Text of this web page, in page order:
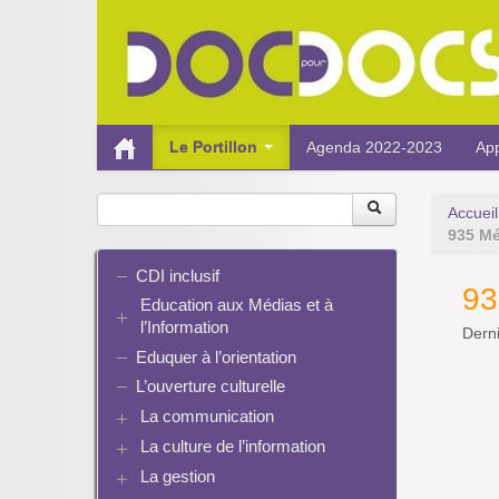
Le Portillon Agenda 2022-2023
Accueil
935
CDI inclusif
Education aux Médias et à
l’Information
EMI et translittératie
La culture de la participation
Identité / Présence numérique /
Traces
Eduquer à l’orientation
L’ouverture culturelle
La communication
Plaquettes de communication
Présence numérique du CDI
La culture de l’information
Ressources pour penser une
La gestion